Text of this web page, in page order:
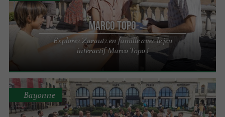
Marco Topo
Explorez Zarautz en famille avec le jeu
interactif Marco Topo !
Bayonne